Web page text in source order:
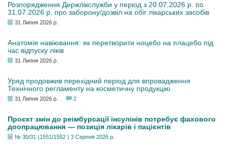
Розпорядження Держлікслужби у період з 20.07.2026 р. по
31.07.2026 р. про заборону/дозвіл на обіг лікарських засобів
31 Липня 2026 р.
Анатомія навіювання: як перетворити ноцебо на плацебо під
час відпуску ліків
31 Липня 2026 р.
Уряд продовжив перехідний період для впровадження
Технічного регламенту на косметичну продукцію
31 Липня 2026 р. 2
Проєкт змін до реімбурсації інсулінів потребує фахового
доопрацювання — позиція лікарів і пацієнтів
№ 30/31 (1551/1552 ) 3 Серпня 2026 р.